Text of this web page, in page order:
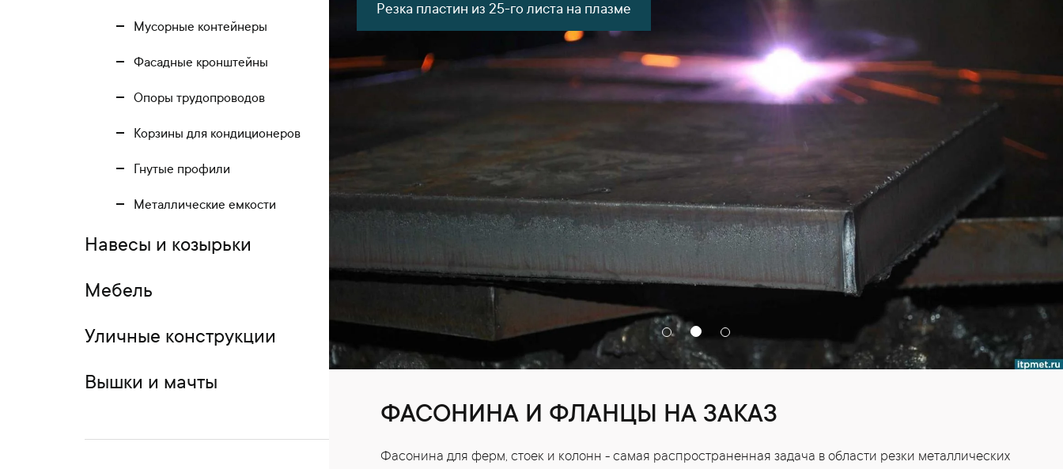
Мусорные контейнеры
Фасадные кронштейны
Опоры трудопроводов
Корзины для кондиционеров
Гнутые профили
Металлические емкости
Навесы и козырьки
Мебель
Уличные конструкции
Вышки и мачты
Резка пластин из 25-го листа на плазме
ФАСОНИНА И ФЛАНЦЫ НА ЗАКАЗ
Фасонина для ферм, стоек и колонн - самая распространенная задача в области резки металлических